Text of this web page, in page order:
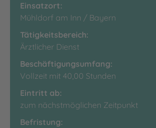
Einsatzort:
Mühldorf am Inn / Bayern
Tätigkeitsbereich:
Ärztlicher Dienst
Beschäftigungsumfang:
Vollzeit mit 40,00 Stunden
Eintritt ab:
zum nächstmöglichen Zeitpunkt
Befristung: